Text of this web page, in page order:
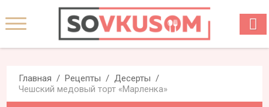
Главная Рецепты
Десерты
Чешский медовый торт «Марленка»‎